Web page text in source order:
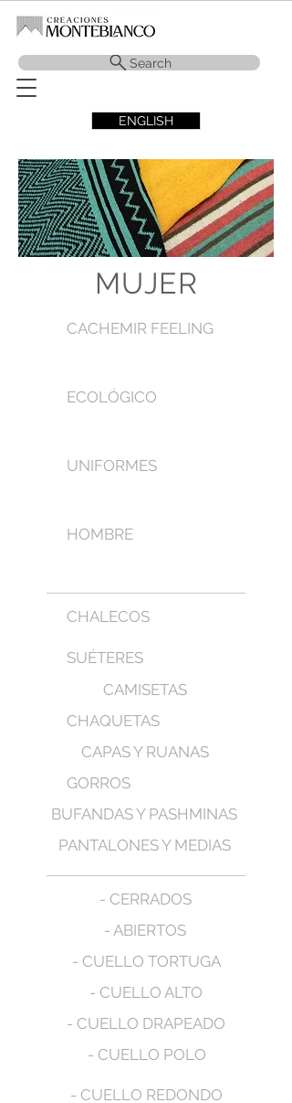
Search
ENGLISH
MUJER
CACHEMIR FEELING
ECOLÓGICO
UNIFORMES
HOMBRE
CHALECOS
SUÉTERES
CAMISETAS
CHAQUETAS
CAPAS Y RUANAS
GORROS
BUFANDAS Y PASHMINAS
PANTALONES Y MEDIAS
- CERRADOS
- ABIERTOS
- CUELLO TORTUGA
- CUELLO ALTO
- CUELLO DRAPEADO
- CUELLO POLO
- CUELLO REDONDO